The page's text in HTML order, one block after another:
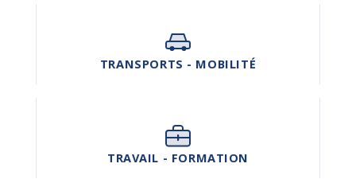
TRANSPORTS - MOBILITÉ
TRAVAIL - FORMATION